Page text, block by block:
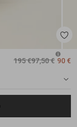
195 €97,50 € 90 €